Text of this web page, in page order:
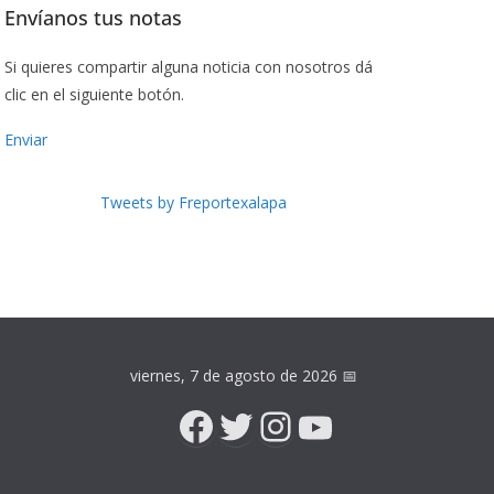
Envíanos tus notas
Si quieres compartir alguna noticia con nosotros dá
clic en el siguiente botón.
Enviar
Tweets by Freportexalapa
viernes, 7 de agosto de 2026 📅
Facebook
Twitter
Instagram
YouTube